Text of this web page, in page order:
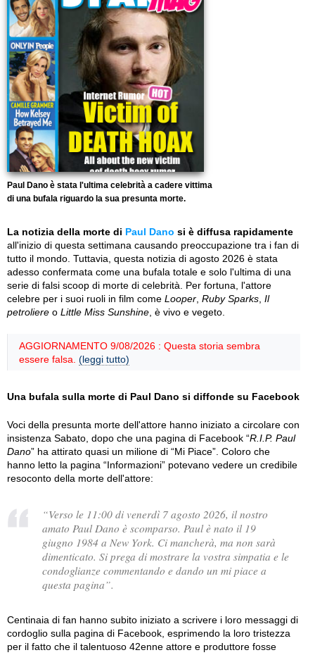
Paul Dano è stata l'ultima celebrità a cadere vittima
di una bufala riguardo la sua presunta morte.
La notizia della morte di Paul Dano si è diffusa rapidamente
all'inizio di questa settimana causando preoccupazione tra i fan di
tutto il mondo. Tuttavia, questa notizia di agosto 2026 è stata
adesso confermata come una bufala totale e solo l'ultima di una
serie di falsi scoop di morte di celebrità. Per fortuna, l'attore
celebre per i suoi ruoli in film come Looper Ruby Sparks Il
petroliere o Little Miss Sunshine , è vivo e vegeto.
AGGIORNAMENTO 9/08/2026 : Questa storia sembra
essere falsa. (leggi tutto)
Una bufala sulla morte di Paul Dano si diffonde su Facebook
Voci della presunta morte dell'attore hanno iniziato a circolare con
insistenza Sabato, dopo che una pagina di Facebook “R.I.P. Paul
Dano” ha attirato quasi un milione di “Mi Piace”. Coloro che
hanno letto la pagina “Informazioni” potevano vedere un credibile
resoconto della morte dell'attore:
“Verso le 11:00 di venerdì 7 agosto 2026, il nostro
amato Paul Dano è scomparso. Paul è nato il 19
giugno 1984 a New York. Ci mancherà, ma non sarà
dimenticato. Si prega di mostrare la vostra simpatia e le
condoglianze commentando e dando un mi piace a
questa pagina”.
Centinaia di fan hanno subito iniziato a scrivere i loro messaggi di
cordoglio sulla pagina di Facebook, esprimendo la loro tristezza
per il fatto che il talentuoso 42enne attore e produttore fosse